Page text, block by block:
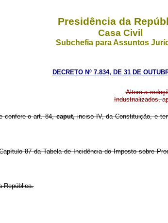
Presidência da
Casa Civil
Subchefia para Assuntos
DECRETO Nº 7.834, DE 31 DE
Altera a
Industrializados,
confere o art. 84,caput,inciso IV, da Constituição, e
87 da Tabela de Incidência do Imposto sobre
República.